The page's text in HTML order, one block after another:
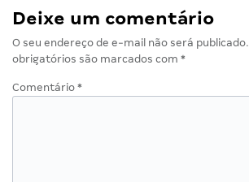
Deixe um comentário
O seu endereço de e-mail não será publicado.
obrigatórios são marcados com *
Comentário *